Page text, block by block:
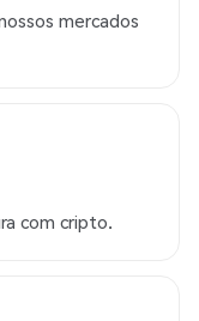
mercados
com cripto.